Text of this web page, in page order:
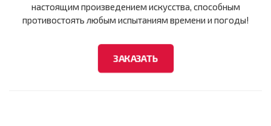
настоящим произведением искусства, способным
противостоять любым испытаниям времени и погоды!
ЗАКАЗАТЬ